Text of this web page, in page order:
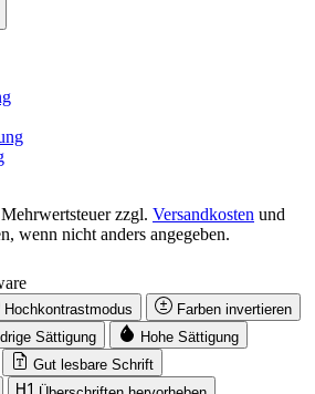
zzgl. Versandkosten und
wenn nicht anders angegeben.
Hochkontrastmodus
Farben invertieren
Sättigung
Hohe Sättigung
Gut lesbare Schrift